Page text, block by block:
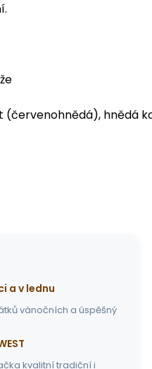
(červenohnědá), hnědá
a v lednu
vánočních a úspěšný
kvalitní tradiční i